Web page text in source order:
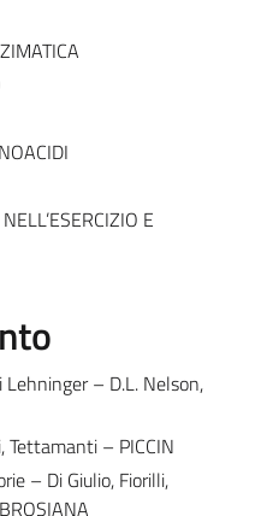
E
– D.L. Nelson,
Tettamanti – PICCIN
– Di Giulio, Fiorilli,